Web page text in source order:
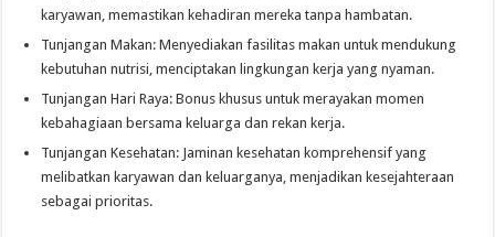
karyawan, memastikan kehadiran mereka tanpa hambatan.
Tunjangan Makan: Menyediakan fasilitas makan untuk mendukung
kebutuhan nutrisi, menciptakan lingkungan kerja yang nyaman.
Tunjangan Hari Raya: Bonus khusus untuk merayakan momen
kebahagiaan bersama keluarga dan rekan kerja.
Tunjangan Kesehatan: Jaminan kesehatan komprehensif yang
melibatkan karyawan dan keluarganya, menjadikan kesejahteraan
sebagai prioritas.